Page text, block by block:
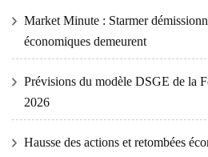
Market Minute : Starmer
économiques demeurent
Prévisions du modèle DSGE de la
2026
Hausse des actions et retombées